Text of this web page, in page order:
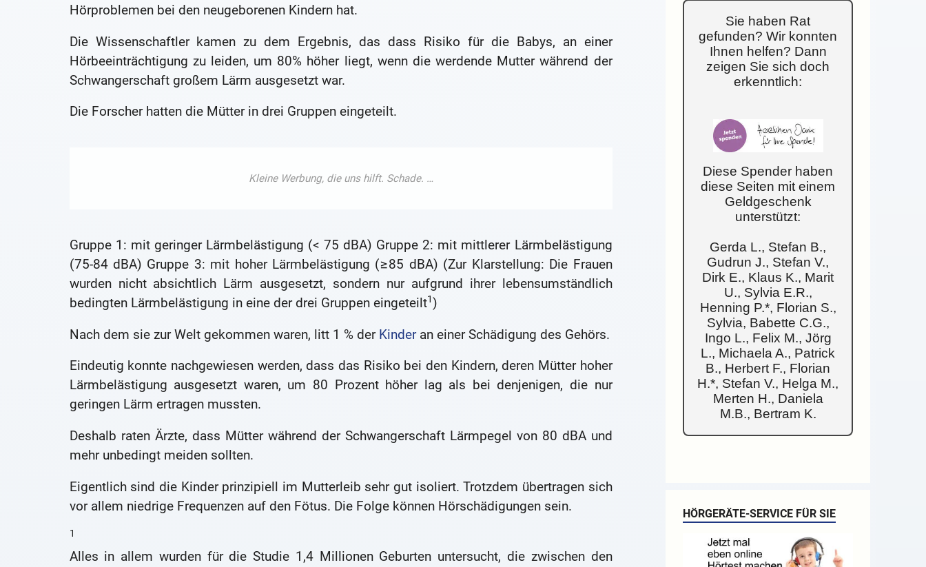
Hörproblemen bei den neugeborenen Kindern hat.
Die Wissenschaftler kamen zu dem Ergebnis, das dass Risiko für die Babys, an einer
Hörbeeinträchtigung zu leiden, um 80% höher liegt, wenn die werdende Mutter während der
Schwangerschaft großem Lärm ausgesetzt war.
Die Forscher hatten die Mütter in drei Gruppen eingeteilt.
Gruppe 1: mit geringer Lärmbelästigung (< 75 dBA) Gruppe 2: mit mittlerer Lärmbelästigung
(75-84 dBA) Gruppe 3: mit hoher Lärmbelästigung (≥85 dBA) (Zur Klarstellung: Die Frauen
wurden nicht absichtlich Lärm ausgesetzt, sondern nur aufgrund ihrer lebensumständlich
bedingten Lärmbelästigung in eine der drei Gruppen eingeteilt1)
Nach dem sie zur Welt gekommen waren, litt 1 % der Kinderan einer Schädigung des Gehörs.
Eindeutig konnte nachgewiesen werden, dass das Risiko bei den Kindern, deren Mütter hoher
Lärmbelästigung ausgesetzt waren, um 80 Prozent höher lag als bei denjenigen, die nur
geringen Lärm ertragen mussten.
Deshalb raten Ärzte, dass Mütter während der Schwangerschaft Lärmpegel von 80 dBA und
mehr unbedingt meiden sollten.
Eigentlich sind die Kinder prinzipiell im Mutterleib sehr gut isoliert. Trotzdem übertragen sich
vor allem niedrige Frequenzen auf den Fötus. Die Folge können Hörschädigungen sein.
1
Alles in allem wurden für die Studie 1,4 Millionen Geburten untersucht, die zwischen den
Sie haben Rat
gefunden? Wir konnten
Ihnen helfen? Dann
zeigen Sie sich doch
erkenntlich:
Diese Spender haben
diese Seiten mit einem
Geldgeschenk
unterstützt:
Gerda L., Stefan B.,
Gudrun J., Stefan V.,
Dirk E., Klaus K., Marit
U., Sylvia E.R.,
Henning P.*, Florian S.,
Sylvia, Babette C.G.,
Ingo L., Felix M., Jörg
L., Michaela A., Patrick
B., Herbert F., Florian
H.*, Stefan V., Helga M.,
Merten H., Daniela
M.B., Bertram K.
HÖRGERÄTE-SERVICE FÜR SIE